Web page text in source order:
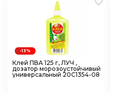
Клей ПВА 125 г, ЛУЧ ,
дозатор морозоустойчивый
универсальный 20С1354-08
-13%